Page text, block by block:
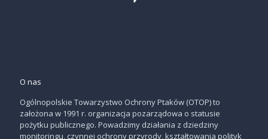
O nas
Ogólnopolskie Towarzystwo Ochrony Ptaków (OTOP) to
założona w 1991 r. organizacja pozarządowa o statusie
pożytku publicznego. Powadzimy działania z dziedziny
monitoringu, czynnej ochrony przyrody, kształtowania polityk